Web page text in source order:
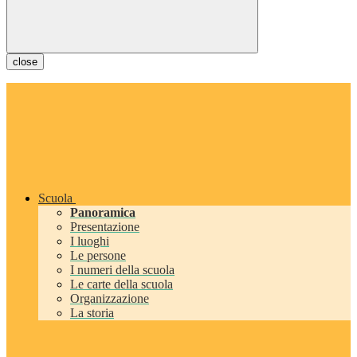
close
Scuola
Panoramica
Presentazione
I luoghi
Le persone
I numeri della scuola
Le carte della scuola
Organizzazione
La storia